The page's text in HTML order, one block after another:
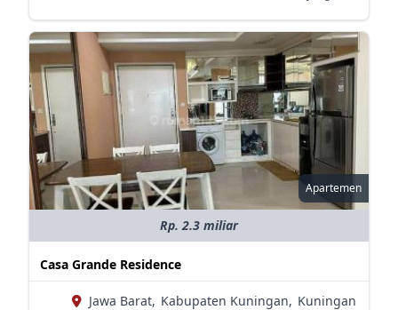
Apartemen
Rp. 2.3 miliar
Casa Grande Residence
Jawa Barat, Kabupaten Kuningan, Kuningan